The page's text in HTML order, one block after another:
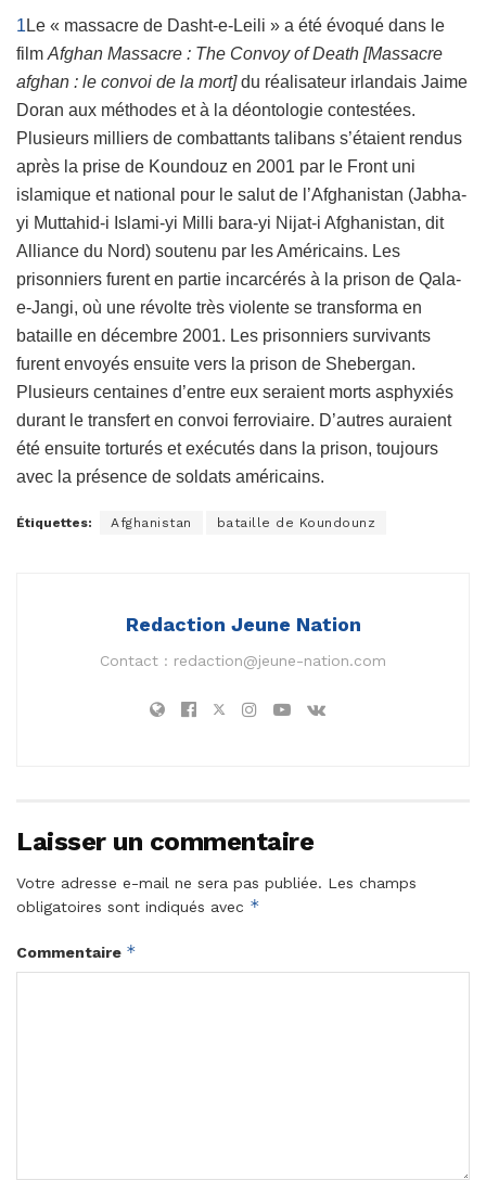
1 Le « massacre de Dasht-e-Leili » a été évoqué dans le
film Afghan Massacre : The Convoy of Death [Massacre
afghan : le convoi de la mort]du réalisateur irlandais Jaime
Doran aux méthodes et à la déontologie contestées.
Plusieurs milliers de combattants talibans s’étaient rendus
après la prise de Koundouz en 2001 par le Front uni
islamique et national pour le salut de l’Afghanistan (Jabha-
yi Muttahid-i Islami-yi Milli bara-yi Nijat-i Afghanistan, dit
Alliance du Nord) soutenu par les Américains. Les
prisonniers furent en partie incarcérés à la prison de Qala-
e-Jangi, où une révolte très violente se transforma en
bataille en décembre 2001. Les prisonniers survivants
furent envoyés ensuite vers la prison de Shebergan.
Plusieurs centaines d’entre eux seraient morts asphyxiés
durant le transfert en convoi ferroviaire. D’autres auraient
été ensuite torturés et exécutés dans la prison, toujours
avec la présence de soldats américains.
Étiquettes: Afghanistan bataille de Koundounz
Redaction Jeune Nation
Contact : redaction@jeune-nation.com
Laisser un commentaire
Votre adresse e-mail ne sera pas publiée. Les champs
obligatoires sont indiqués avec *
Commentaire *